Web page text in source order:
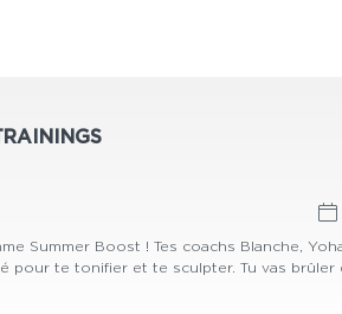
Summer Boost ! Tes coachs Blanche,
pour te tonifier et te sculpter. Tu vas brûler